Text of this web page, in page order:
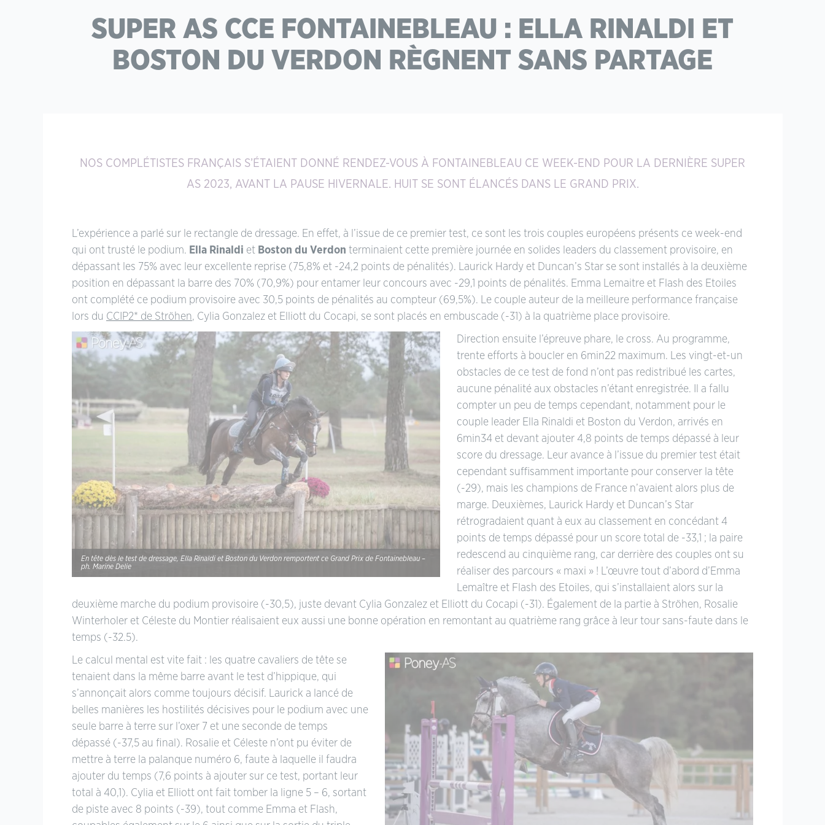
SUPER AS CCE FONTAINEBLEAU : ELLA RINALDI ET
BOSTON DU VERDON RÈGNENT SANS PARTAGE
NOS COMPLÉTISTES FRANÇAIS S’ÉTAIENT DONNÉ RENDEZ-VOUS À FONTAINEBLEAU CE WEEK-END POUR LA DERNIÈRE SUPER
AS 2023, AVANT LA PAUSE HIVERNALE. HUIT SE SONT ÉLANCÉS DANS LE GRAND PRIX.
L’expérience a parlé sur le rectangle de dressage. En effet, à l’issue de ce premier test, ce sont les trois couples européens présents ce week-end
qui ont trusté le podium. Ella Rinaldi et Boston du Verdon terminaient cette première journée en solides leaders du classement provisoire, en
dépassant les 75% avec leur excellente reprise (75,8% et -24,2 points de pénalités). Laurick Hardy et Duncan’s Star se sont installés à la deuxième
position en dépassant la barre des 70% (70,9%) pour entamer leur concours avec -29,1 points de pénalités. Emma Lemaitre et Flash des Etoiles
ont complété ce podium provisoire avec 30,5 points de pénalités au compteur (69,5%). Le couple auteur de la meilleure performance française
lors du CCIP2* de Ströhen, Cylia Gonzalez et Elliott du Cocapi, se sont placés en embuscade (-31) à la quatrième place provisoire.
En tête dès le test de dressage, Ella Rinaldi et Boston du Verdon remportent ce Grand Prix de Fontainebleau –
ph. Marine Delie
Direction ensuite l’épreuve phare, le cross. Au programme,
trente efforts à boucler en 6min22 maximum. Les vingt-et-un
obstacles de ce test de fond n’ont pas redistribué les cartes,
aucune pénalité aux obstacles n’étant enregistrée. Il a fallu
compter un peu de temps cependant, notamment pour le
couple leader Ella Rinaldi et Boston du Verdon, arrivés en
6min34 et devant ajouter 4,8 points de temps dépassé à leur
score du dressage. Leur avance à l’issue du premier test était
cependant suffisamment importante pour conserver la tête
(-29), mais les champions de France n’avaient alors plus de
marge. Deuxièmes, Laurick Hardy et Duncan’s Star
rétrogradaient quant à eux au classement en concédant 4
points de temps dépassé pour un score total de -33,1 ; la paire
redescend au cinquième rang, car derrière des couples ont su
réaliser des parcours « maxi » ! L’œuvre tout d’abord d’Emma
Lemaître et Flash des Etoiles, qui s’installaient alors sur la
deuxième marche du podium provisoire (-30,5), juste devant Cylia Gonzalez et Elliott du Cocapi (-31). Également de la partie à Ströhen, Rosalie
Winterholer et Céleste du Montier réalisaient eux aussi une bonne opération en remontant au quatrième rang grâce à leur tour sans-faute dans le
temps (-32.5).
Le calcul mental est vite fait : les quatre cavaliers de tête se
tenaient dans la même barre avant le test d’hippique, qui
s’annonçait alors comme toujours décisif. Laurick a lancé de
belles manières les hostilités décisives pour le podium avec une
seule barre à terre sur l’oxer 7 et une seconde de temps
dépassé (-37,5 au final). Rosalie et Céleste n’ont pu éviter de
mettre à terre la palanque numéro 6, faute à laquelle il faudra
ajouter du temps (7,6 points à ajouter sur ce test, portant leur
total à 40,1). Cylia et Elliott ont fait tomber la ligne 5 – 6, sortant
de piste avec 8 points (-39), tout comme Emma et Flash,